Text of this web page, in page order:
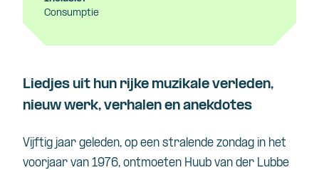
Consumptie
Liedjes uit hun rijke muzikale verleden,
nieuw werk, verhalen en anekdotes
Vijftig jaar geleden, op een stralende zondag in het
voorjaar van 1976, ontmoeten Huub van der Lubbe